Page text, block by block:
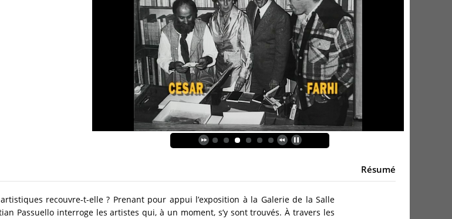
Résumé
recouvre-t-elle ? Prenant pour appui l’exposition à la Galerie de la Salle
Passuello interroge les artistes qui, à un moment, s’y sont trouvés. À travers les